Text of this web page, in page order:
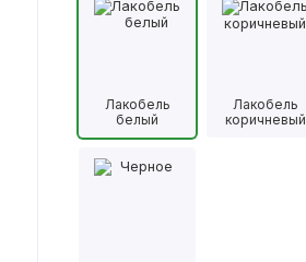
Лакобель
белый
Лакобель
коричневый